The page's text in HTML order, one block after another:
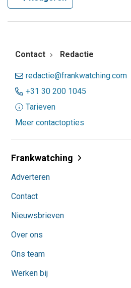
Contact Redactie
redactie@frankwatching.com
+31 30 200 1045
Tarieven
Meer contactopties
Frankwatching
Adverteren
Contact
Nieuwsbrieven
Over ons
Ons team
Werken bij